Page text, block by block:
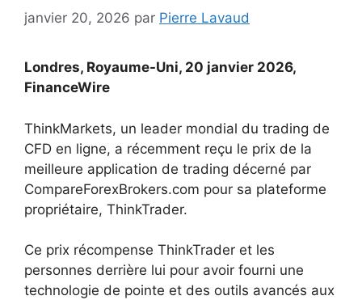
janvier 20, 2026 par Pierre Lavaud
Londres, Royaume-Uni, 20 janvier 2026,
FinanceWire
ThinkMarkets, un leader mondial du trading de
CFD en ligne, a récemment reçu le prix de la
meilleure application de trading décerné par
CompareForexBrokers.com pour sa plateforme
propriétaire, ThinkTrader.
Ce prix récompense ThinkTrader et les
personnes derrière lui pour avoir fourni une
technologie de pointe et des outils avancés aux